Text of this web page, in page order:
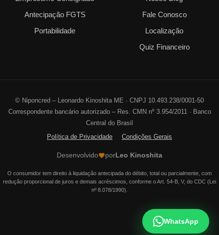
Antecipação FGTS
Portabilidade
Fale Conosco
Localização
Quiz Financeiro
© Niponcred – Leonardo Kinoshita ME · CNPJ 10.493.238/0001-50
Correspondente bancário autorizado – Res. CMN nº 3.954/2011 · Banco
Central do Brasil
Política de Privacidade
Condições Gerais
Desenvolvido por Leo Kinoshita
O consumidor tem direito à liquidação antecipada do débito, total ou parcialmente, com
redução proporcional de juros e demais acréscimos, conforme o Art. 54-B, V, do CDC (Lei
nº 8.078/1990).
WhatsApp